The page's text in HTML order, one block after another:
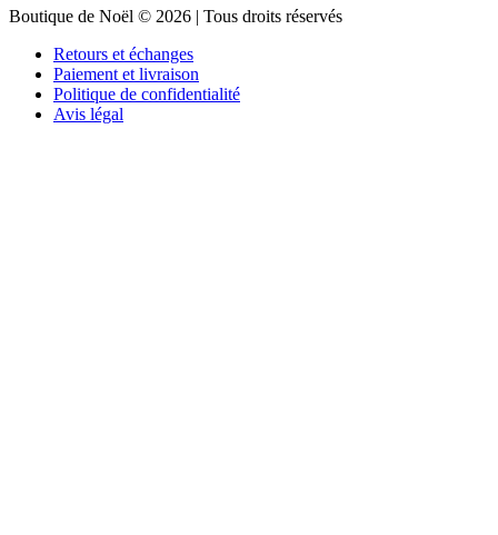
Boutique de Noël © 2026 | Tous droits réservés
Retours et échanges
Paiement et livraison
Politique de confidentialité
Avis légal